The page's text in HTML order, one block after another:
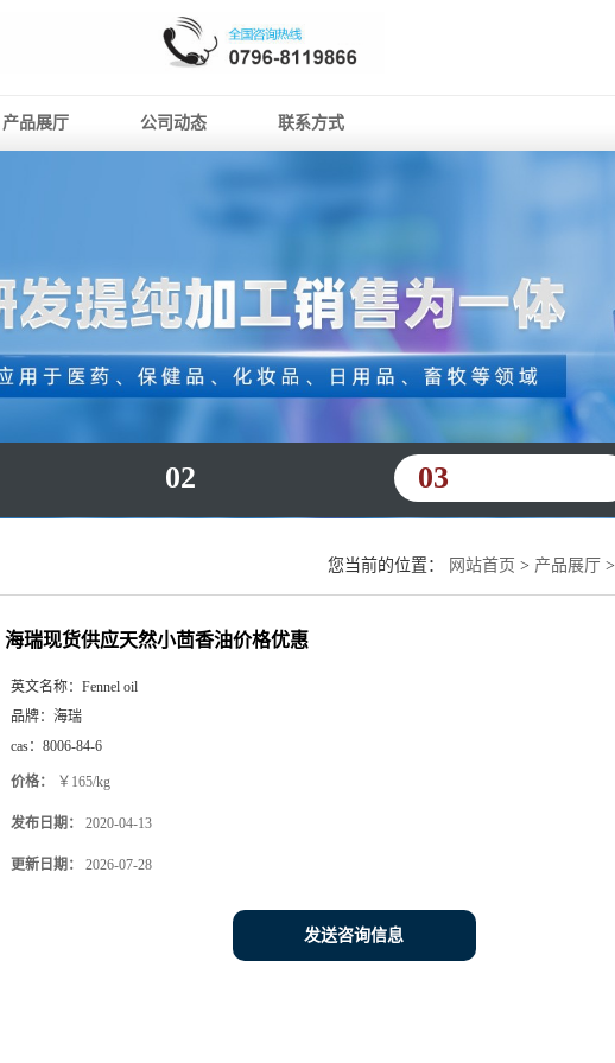
产品展厅 公司动态 联系方式
02 03
您当前的位置： 网站首页 > 产品展厅 >
海瑞现货供应天然小茴香油价格优惠
英文名称： Fennel oil
品牌： 海瑞
cas： 8006-84-6
价格： ￥165/kg
发布日期： 2020-04-13
更新日期： 2026-07-28
发送咨询信息